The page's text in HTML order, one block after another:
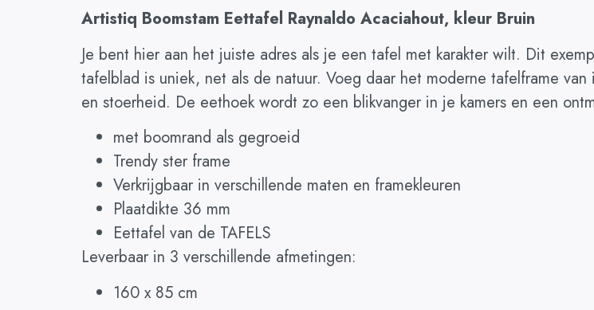
Artistiq Boomstam Eettafel Raynaldo Acaciahout, kleur Bruin
Je bent hier aan het juiste adres als je een tafel met karakter wilt. Dit
tafelblad is uniek, net als de natuur. Voeg daar het moderne tafelframe
en stoerheid. De eethoek wordt zo een blikvanger in je kamers en een
met boomrand als gegroeid
Trendy ster frame
Verkrijgbaar in verschillende maten en framekleuren
Plaatdikte 36 mm
Eettafel van de TAFELS
Leverbaar in 3 verschillende afmetingen:
160 x 85 cm